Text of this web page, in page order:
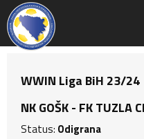
WWIN Liga BiH 23/24
NK GOŠK - FK TUZLA
Status: Odigrana